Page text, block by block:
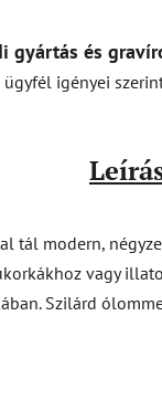
gyártás és
ügyfél igényei
tál modern,
vagy
Szilárd